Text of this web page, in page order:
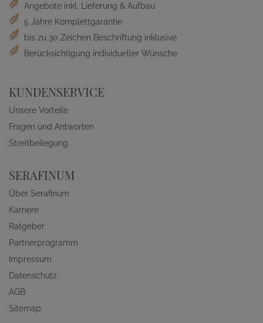
Angebote inkl. Lieferung & Aufbau
5 Jahre Komplettgarantie
bis zu 30 Zeichen Beschriftung inklusive
Berücksichtigung individueller Wünsche
KUNDENSERVICE
Unsere Vorteile
Fragen und Antworten
Streitbeilegung
SERAFINUM
Über Serafinum
Karriere
Ratgeber
Partnerprogramm
Impressum
Datenschutz
AGB
Sitemap